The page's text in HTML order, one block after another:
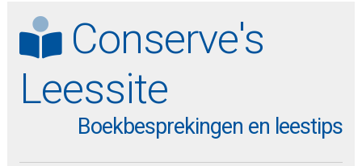
Conserve's
Leessite
Boekbesprekingen en leestips